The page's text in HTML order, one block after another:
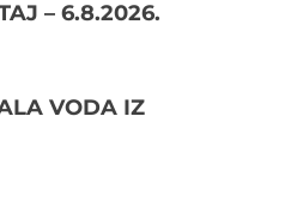
– 6.8.2026.
VODA IZ